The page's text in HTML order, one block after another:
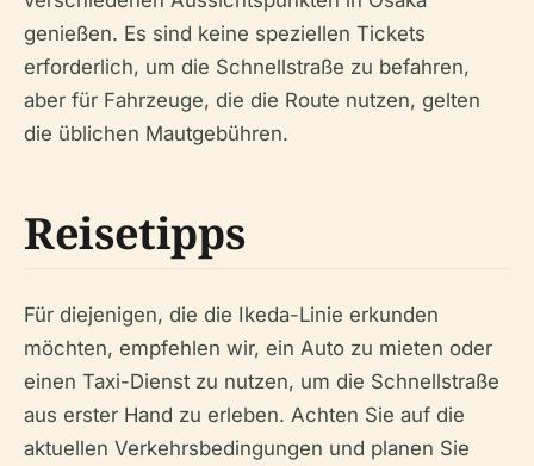
genießen. Es sind keine speziellen Tickets
erforderlich, um die Schnellstraße zu befahren,
aber für Fahrzeuge, die die Route nutzen, gelten
die üblichen Mautgebühren.
Reisetipps
Für diejenigen, die die Ikeda-Linie erkunden
möchten, empfehlen wir, ein Auto zu mieten oder
einen Taxi-Dienst zu nutzen, um die Schnellstraße
aus erster Hand zu erleben. Achten Sie auf die
aktuellen Verkehrsbedingungen und planen Sie